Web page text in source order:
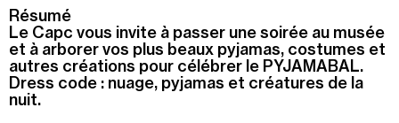
Menu
Recherche
Recherche
Résumé
Le Capc vous invite à passer une soirée au musée
et à arborer vos plus beaux pyjamas, costumes et
autres créations pour célébrer le PYJAMABAL.
Dress code : nuage, pyjamas et créatures de la
nuit.